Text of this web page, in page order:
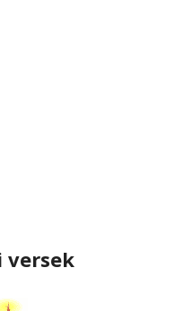
versek